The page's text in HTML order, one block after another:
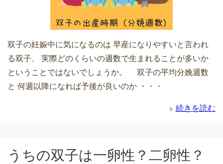
双子の妊娠中に気になるのは 早産になりやすいと言われ
る双子、 実際どのくらいの週数で生まれることが多いか
ということではないでしょうか。 双子の平均分娩週数
と 何週以降になれば予後が良いのか ・・・
続きを読む
うちの双子は一卵性？二卵性？